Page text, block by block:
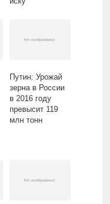
Путин: Урожай
зерна в России
в 2016 году
превысит 119
млн тонн